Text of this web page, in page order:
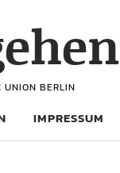
UNION BERLIN
IMPRESSUM